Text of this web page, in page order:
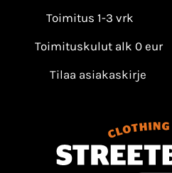
Toimitus 1-3 vrk
Toimituskulut alk 0 eur
Tilaa asiakaskirje